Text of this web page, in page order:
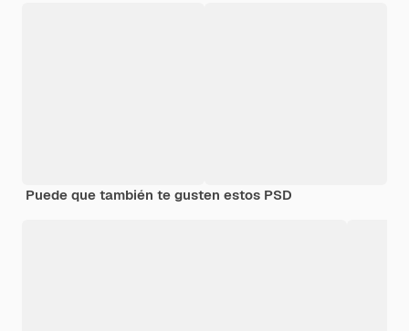
Puede que también te gusten estos PSD